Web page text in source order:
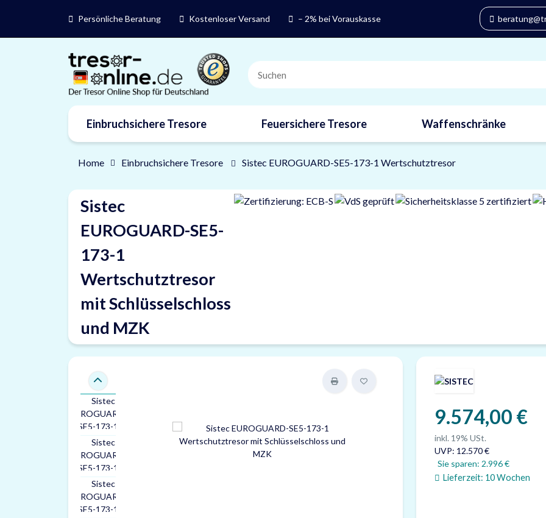
Persönliche Beratung Kostenloser Versand – 2% bei Vorauskasse
Einbruchsichere Tresore Feuersichere Tresore Waffenschränke
Marken
Home Einbruchsichere Tresore Sistec EUROGUARD-SE5-173-1 Wertschutztresor
Sistec
EUROGUARD-SE5-
173-1
Wertschutztresor
mit Schlüsselschloss
und MZK
9.574,00 €
inkl. 19% USt.
UVP: 12.570 €
Sie sparen: 2.996 €
Lieferzeit: 10 Wochen